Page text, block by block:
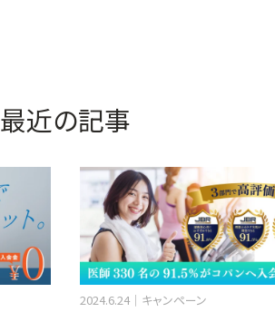
最近の記事
2024.6.24
キャンペーン